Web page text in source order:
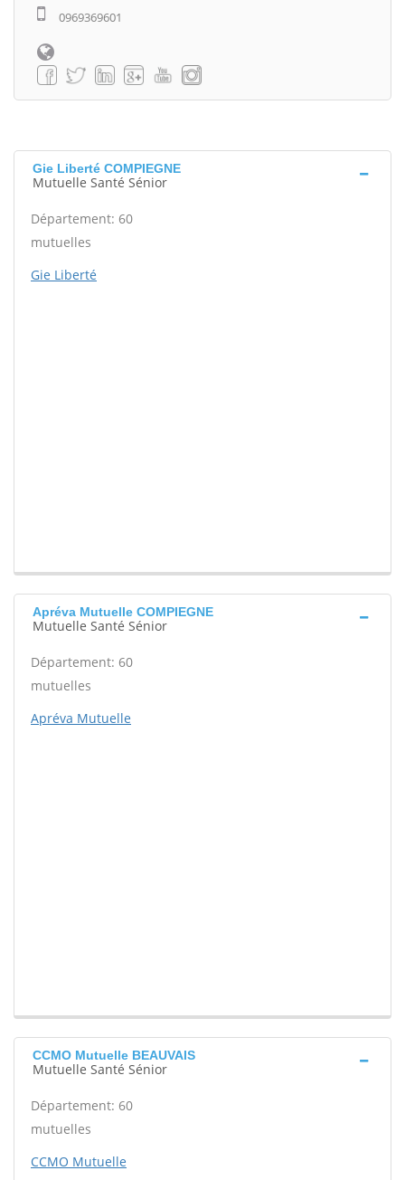
0969369601
Gie Liberté COMPIEGNE
Mutuelle Santé Sénior
Département: 60
mutuelles
Gie Liberté
Apréva Mutuelle COMPIEGNE
Mutuelle Santé Sénior
Département: 60
mutuelles
Apréva Mutuelle
CCMO Mutuelle BEAUVAIS
Mutuelle Santé Sénior
Département: 60
mutuelles
CCMO Mutuelle